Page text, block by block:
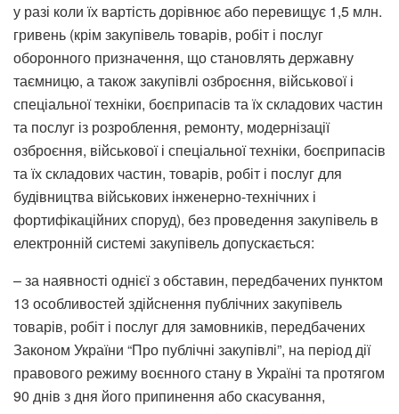
у разі коли їх вартість дорівнює або перевищує 1,5 млн.
гривень (крім закупівель товарів, робіт і послуг
оборонного призначення, що становлять державну
таємницю, а також закупівлі озброєння, військової і
спеціальної техніки, боєприпасів та їх складових частин
та послуг із розроблення, ремонту, модернізації
озброєння, військової і спеціальної техніки, боєприпасів
та їх складових частин, товарів, робіт і послуг для
будівництва військових інженерно-технічних і
фортифікаційних споруд), без проведення закупівель в
електронній системі закупівель допускається:
– за наявності однієї з обставин, передбачених пунктом
13 особливостей здійснення публічних закупівель
товарів, робіт і послуг для замовників, передбачених
Законом України “Про публічні закупівлі”, на період дії
правового режиму воєнного стану в Україні та протягом
90 днів з дня його припинення або скасування,